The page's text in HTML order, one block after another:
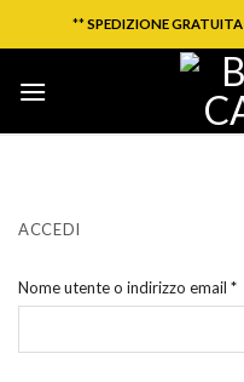
ai
**SPEDIZIONE
ACCEDI
Nome utente o indirizzo email *